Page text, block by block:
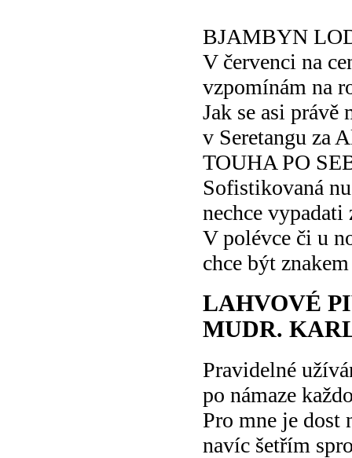
BJAMBYN
V červenci na
vzpomínám na
Jak se asi právě
v Seretangu za
TOUHA PO
Sofistikovaná
nechce vypadati
V polévce či u
chce být
LAHVOVÉ
MUDR.
Pravidelné
po námaze
Pro mne je dost
navíc šetřím